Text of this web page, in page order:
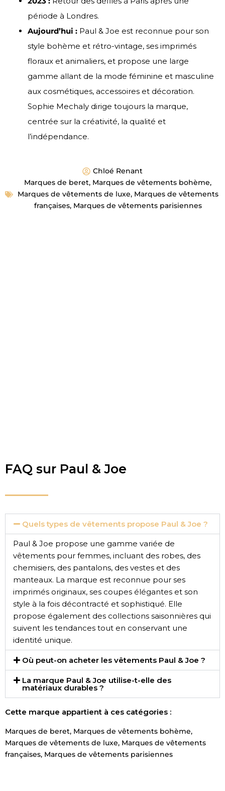
période à Londres.
Aujourd’hui : Paul & Joe est reconnue pour son
style bohème et rétro-vintage, ses imprimés
floraux et animaliers, et propose une large
gamme allant de la mode féminine et masculine
aux cosmétiques, accessoires et décoration.
Sophie Mechaly dirige toujours la marque,
centrée sur la créativité, la qualité et
l’indépendance.
Chloé Renant
Marques de beret, Marques de vêtements bohème,
Marques de vêtements de luxe, Marques de vêtements
françaises, Marques de vêtements parisiennes
FAQ sur Paul & Joe
Quels types de vêtements propose Paul & Joe ?
Paul & Joe propose une gamme variée de
vêtements pour femmes, incluant des robes, des
chemisiers, des pantalons, des vestes et des
manteaux. La marque est reconnue pour ses
imprimés originaux, ses coupes élégantes et son
style à la fois décontracté et sophistiqué. Elle
propose également des collections saisonnières qui
suivent les tendances tout en conservant une
identité unique.
Où peut-on acheter les vêtements Paul & Joe ?
La marque Paul & Joe utilise-t-elle des
matériaux durables ?
Cette marque appartient à ces catégories :
Marques de beret, Marques de vêtements bohème,
Marques de vêtements de luxe, Marques de vêtements
françaises, Marques de vêtements parisiennes